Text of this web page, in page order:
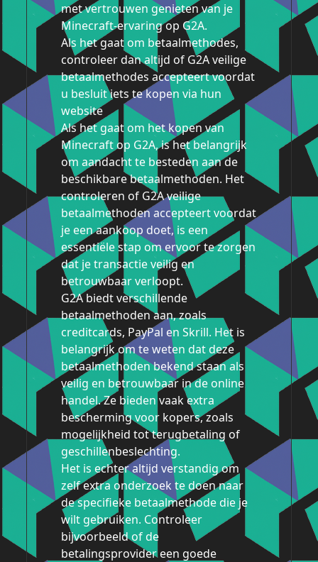
met vertrouwen genieten van je
Minecraft-ervaring op G2A.
Als het gaat om betaalmethodes,
controleer dan altijd of G2A veilige
betaalmethodes accepteert voordat
u besluit iets te kopen via hun
website
Als het gaat om het kopen van
Minecraft op G2A, is het belangrijk
om aandacht te besteden aan de
beschikbare betaalmethoden. Het
controleren of G2A veilige
betaalmethoden accepteert voordat
je een aankoop doet, is een
essentiële stap om ervoor te zorgen
dat je transactie veilig en
betrouwbaar verloopt.
G2A biedt verschillende
betaalmethoden aan, zoals
creditcards, PayPal en Skrill. Het is
belangrijk om te weten dat deze
betaalmethoden bekend staan als
veilig en betrouwbaar in de online
handel. Ze bieden vaak extra
bescherming voor kopers, zoals
mogelijkheid tot terugbetaling of
geschillenbeslechting.
Het is echter altijd verstandig om
zelf extra onderzoek te doen naar
de specifieke betaalmethode die je
wilt gebruiken. Controleer
bijvoorbeeld of de
betalingsprovider een goede